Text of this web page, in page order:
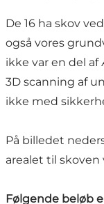
De 16 ha skov
også vores
ikke var en del
3D scanning af
ikke med
På billedet
arealet til skoven
Følgende beløb